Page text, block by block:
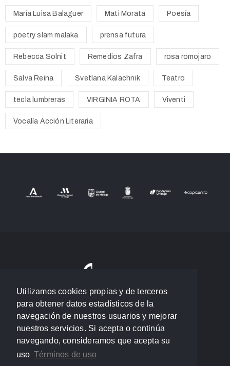
Utilizamos cookies propias y de terceros
para obtener datos estadísticos de la
navegación de nuestros usuarios y mejorar
nuestros servicios. Si acepta o continúa
navegando, consideramos que acepta su
uso Términos de uso
María Luisa Balaguer Mati Morata Poesía
poetry slam malaka prensa futura
Rebecca Solnit Remedios Zafra rosa romojaro
Salva Reina Svetlana Kalachnik Teatro
tecla lumbreras VIRGINIA ROTA Viventi
Vocalía Acción Literaria